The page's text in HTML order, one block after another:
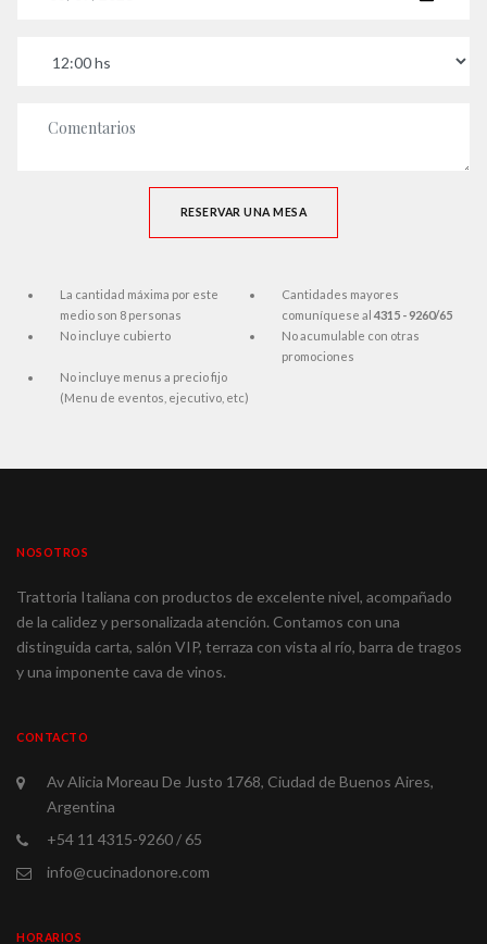
RESERVAR UNA MESA
La cantidad máxima por este
medio son 8 personas
Cantidades mayores
comuníquese al 4315 - 9260/65
No incluye cubierto
No acumulable con otras
promociones
No incluye menus a precio fijo
(Menu de eventos, ejecutivo, etc)
NOSOTROS
Trattoria Italiana con productos de excelente nivel, acompañado
de la calidez y personalizada atención. Contamos con una
distinguida carta, salón VIP, terraza con vista al río, barra de tragos
y una imponente cava de vinos.
CONTACTO
Av Alicia Moreau De Justo 1768, Ciudad de Buenos Aires,
Argentina
+54 11 4315-9260 / 65
info@cucinadonore.com
HORARIOS